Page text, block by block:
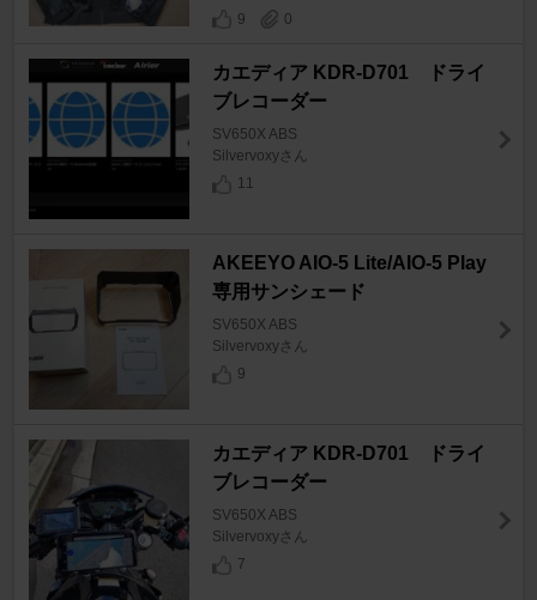
9
0
カエディア KDR-D701 ドライ
ブレコーダー
SV650X ABS
Silvervoxyさん
11
AKEEYO AIO-5 Lite/AIO-5 Play
専用サンシェード
SV650X ABS
Silvervoxyさん
9
カエディア KDR-D701 ドライ
ブレコーダー
SV650X ABS
Silvervoxyさん
7